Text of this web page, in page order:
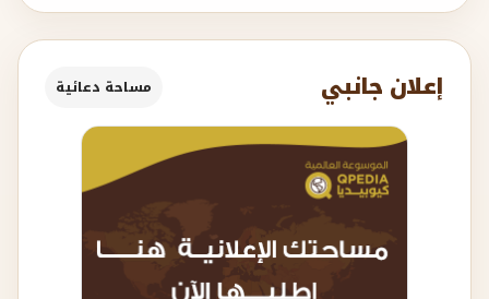
إعلان جانبي مساحة دعائية